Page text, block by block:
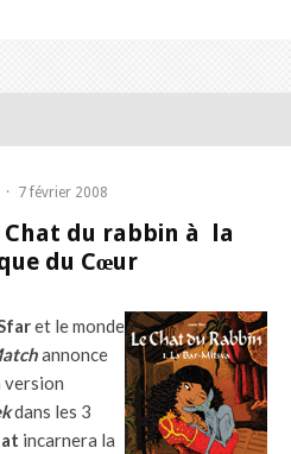
· 7 février 2008
Chat du rabbin à la
du Cœur
et le monde
annonce
version
dans les 3
incarnera la